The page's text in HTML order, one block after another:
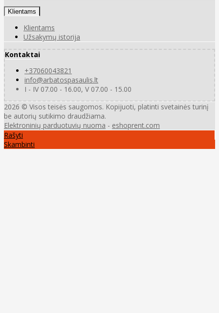
Klientams
Klientams
Užsakymų istorija
Kontaktai
+37060043821
info@arbatospasaulis.lt
I - IV 07.00 - 16.00, V 07.00 - 15.00
2026 © Visos teisės saugomos. Kopijuoti, platinti svetainės turinį
be autorių sutikimo draudžiama.
Elektroninių parduotuvių nuoma - eshoprent.com
Rašyti
Skambinti